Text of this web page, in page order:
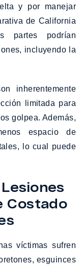
y por manejar
de California
partes podrían
incluyendo la
inherentemente
limitada para
golpea. Además,
espacio de
lo cual puede
Costado
víctimas sufren
esguinces